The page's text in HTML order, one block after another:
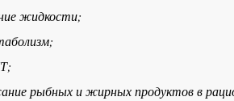
жидкости;
рыбных и жирных продуктов в